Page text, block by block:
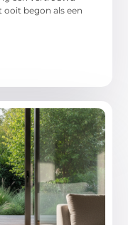
ooit begon als een